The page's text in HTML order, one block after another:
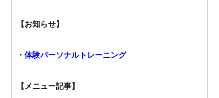
【お知らせ】
・体験パーソナルトレーニング
【メニュー記事】